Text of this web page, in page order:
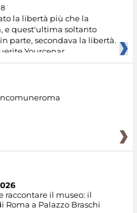
la libertà più che la
e quest'ultima soltanto
parte, secondava la libertà.
Yourcenar
raccontare il museo: il
Roma a Palazzo Braschi